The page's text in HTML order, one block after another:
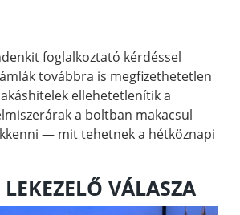
foglalkoztató kérdéssel
továbbra is megfizethetetlen
ellehetetlenítik a
a boltban makacsul
— mit tehetnek a hétköznapi
VÁLASZA